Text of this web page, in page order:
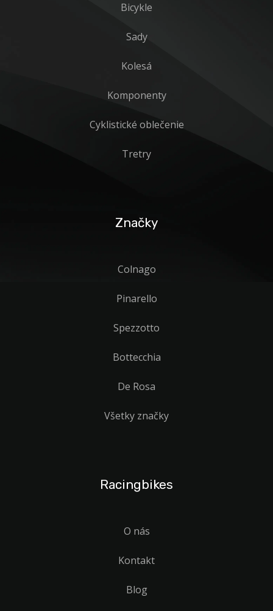
Bicykle
Sady
Kolesá
Komponenty
Cyklistické oblečenie
Tretry
Značky
Colnago
Pinarello
Spezzotto
Bottecchia
De Rosa
Všetky značky
Racingbikes
O nás
Kontakt
Blog